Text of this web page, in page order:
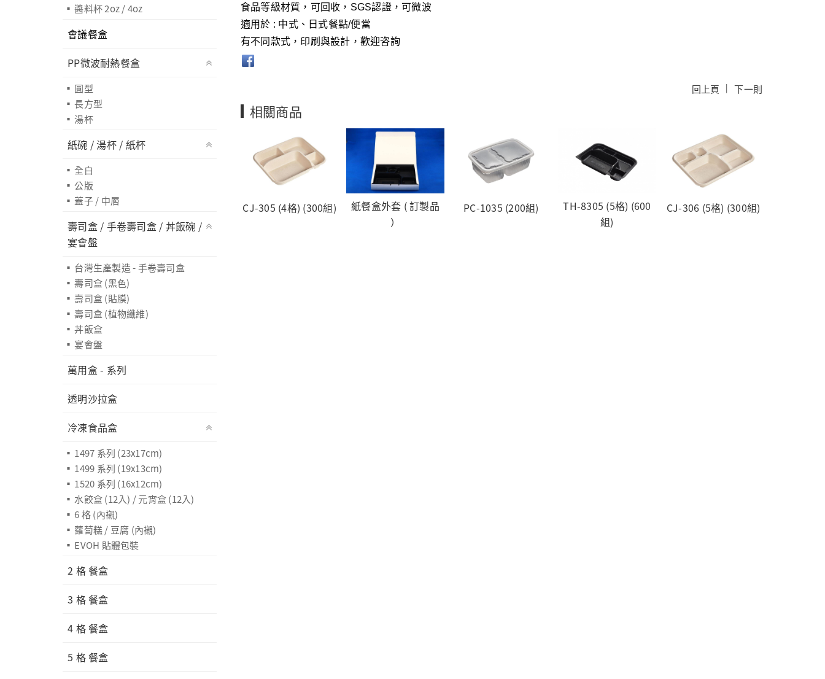
醬料杯 2oz / 4oz
會議餐盒
PP微波耐熱餐盒
圓型
長方型
湯杯
紙碗 / 湯杯 / 紙杯
全白
公版
蓋子 / 中層
壽司盒 / 手卷壽司盒 / 丼飯碗 /
宴會盤
台灣生產製造 - 手卷壽司盒
壽司盒 (黑色)
壽司盒 (貼膜)
壽司盒 (植物纖維)
丼飯盒
宴會盤
萬用盒 - 系列
透明沙拉盒
冷凍食品盒
1497 系列 (23x17cm)
1499 系列 (19x13cm)
1520 系列 (16x12cm)
水餃盒 (12入) / 元宵盒 (12入)
6 格 (內襯)
蘿蔔糕 / 豆腐 (內襯)
EVOH 貼體包裝
2 格 餐盒
3 格 餐盒
4 格 餐盒
5 格 餐盒
食品等級材質，可回收， SGS認證，可微波
適用於 : 中式、 日式餐點/便當
有不同款式，印刷與設計，歡迎咨詢
回上頁 |下一則
相關商品
CJ-305 (4格) (300組)
紙餐盒外套 ( 訂製品
）
PC-1035 (200組)
TH-8305 (5格) (600
組)
CJ-306 (5格) (300組)